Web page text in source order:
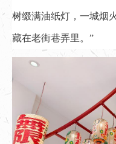
树缀满油纸灯，一城烟
藏在老街巷弄里。”